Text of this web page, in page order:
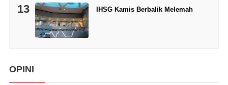
13 IHSG Kamis Berbalik Melemah
OPINI